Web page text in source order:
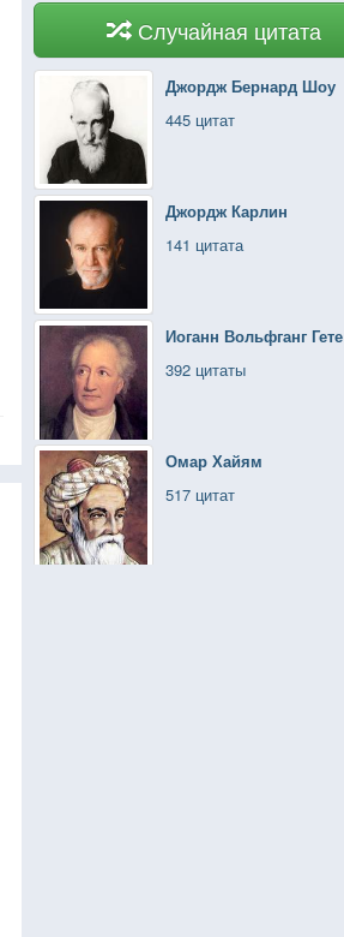
Случайная цитата
Джордж Бернард Шоу
445 цитат
Джордж Карлин
141 цитата
Иоганн Вольфганг Гете
392 цитаты
Омар Хайям
517 цитат